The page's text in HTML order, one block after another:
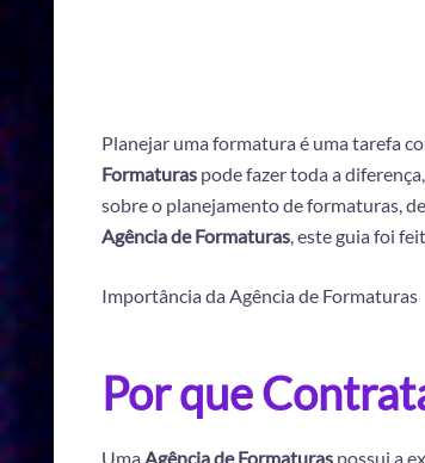
Planejar uma formatura é uma tarefa
Formaturaspode fazer toda a
sobre o planejamento de formaturas,
Agência de Formaturas, este guia foi
Importância da Agência de Formaturas
Por que
Uma Agência de Formaturaspossui a